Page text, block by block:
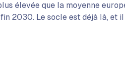
élevée que la moyenne
2030. Le socle est déjà là, et